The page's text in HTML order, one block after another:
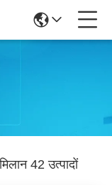
42 उत्पादों